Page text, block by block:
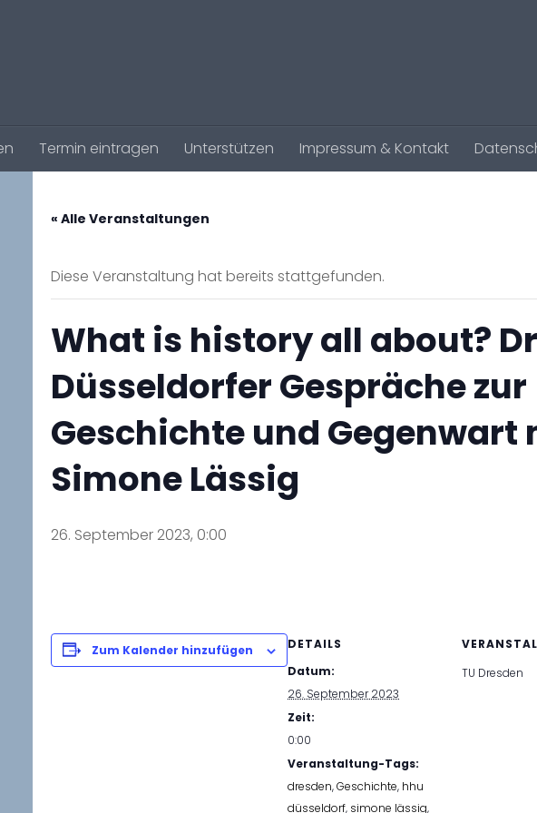
Termin eintragen Unterstützen Impressum & Kontakt
« Alle Veranstaltungen
Diese Veranstaltung hat bereits stattgefunden.
What is history all about?
Düsseldorfer Gespräche zur
Geschichte und Gegenwart
Simone Lässig
26. September 2023, 0:00
Zum Kalender hinzufügen
DETAILS
Datum:
26. September 2023
Zeit:
0:00
Veranstaltung-Tags:
dresden,Geschichte, hhu
düsseldorf, simone lässig,
TU Dresden